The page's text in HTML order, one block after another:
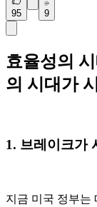
95 9
효율성의
의 시대가
1. 브레이크가
지금 미국 정부는